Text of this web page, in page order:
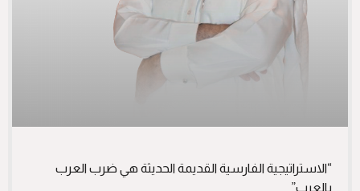
“الاستراتيجية الفارسية القديمة الحديثة هي ضرب العرب
بالعرب”